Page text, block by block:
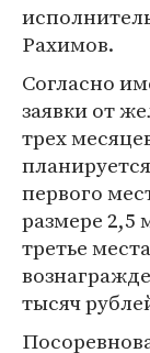
Рахимов.
Согласно
заявки от
трех
первого
размере 2,5
третье
тысяч